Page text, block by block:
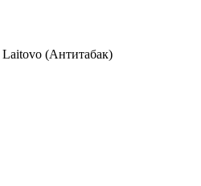
Laitovo (Антитабак)